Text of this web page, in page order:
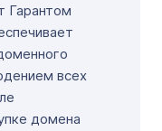
Гарантом
всех
домена